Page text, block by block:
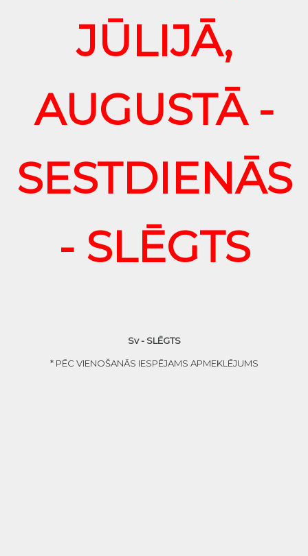
JŪLIJĀ,
AUGUSTĀ -
SESTDIENĀS
- SLĒGTS
Sv - SLĒGTS
* PĒC VIENOŠANĀS IESPĒJAMS APMEKLĒJUMS